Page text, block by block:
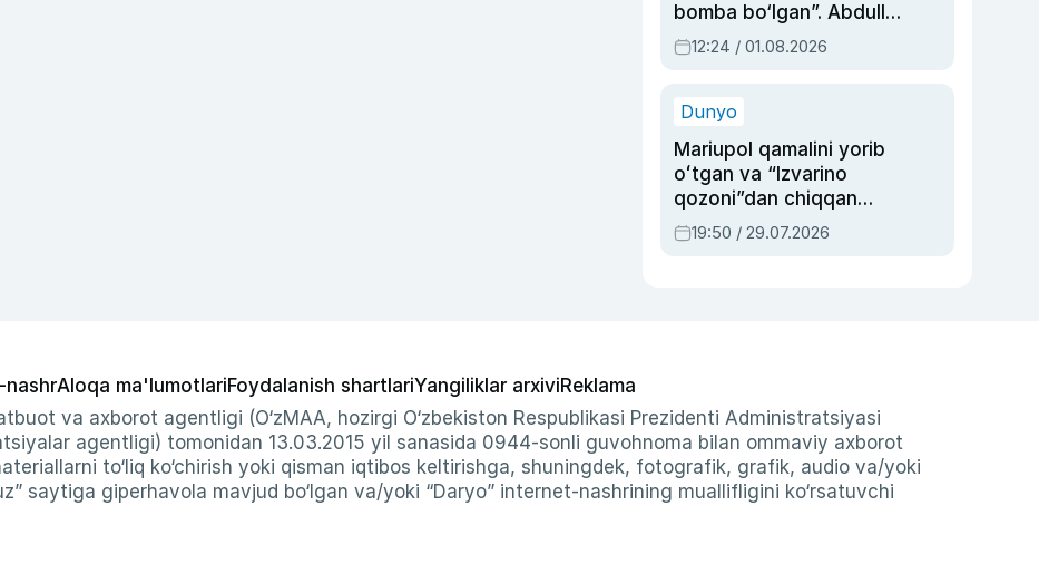
bomba bo‘lgan”. Abdulla
Oripovni siyosiy
ayblovlardan asrab
12:24 / 01.08.2026
Dunyo
Mariupol qamalini yorib
oʻtgan va “Izvarino
qozoni”dan chiqqan
qahramon — Ukraina
armiyasi bosh
19:50 / 29.07.2026
nashrAloqa ma'lumotlariFoydalanish shartlariYangiliklar arxiviReklama
va axborot agentligi (O‘zMAA, hozirgi O‘zbekiston Respublikasi Prezidenti Administratsiyasi
agentligi) tomonidan 13.03.2015 yil sanasida 0944-sonli guvohnoma bilan ommaviy axborot
to‘liq ko‘chirish yoki qisman iqtibos keltirishga, shuningdek, fotografik, grafik, audio va/yoki
saytiga giperhavola mavjud bo‘lgan va/yoki “Daryo” internet-nashrining muallifligini ko‘rsatuvchi